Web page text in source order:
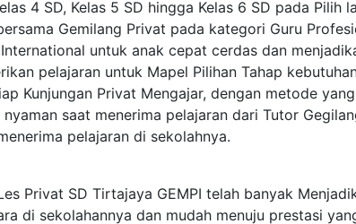
4 SD, Kelas 5 SD hingga Kelas 6 SD pada
Gemilang Privat pada kategori Guru
untuk anak cepat cerdas dan
pelajaran untuk Mapel Pilihan Tahap
Kunjungan Privat Mengajar, dengan metode
nyaman saat menerima pelajaran dari Tutor
pelajaran di sekolahnya.
Privat SD Tirtajaya GEMPI telah banyak
di sekolahannya dan mudah menuju prestasi